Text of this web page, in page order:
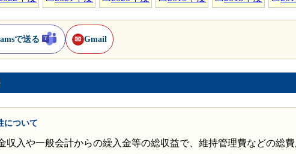
で送る ✉ Gmail
について
入や一般会計からの繰入金等の総収益で、維持管理費などの総